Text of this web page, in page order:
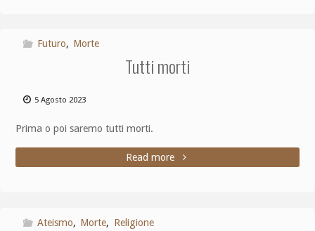
Futuro, Morte
Tutti morti
5 Agosto 2023
Prima o poi saremo tutti morti.
Read more
Ateismo, Morte, Religione